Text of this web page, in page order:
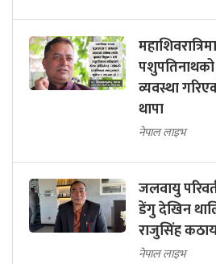
व्यवस्था
थापा
नेपाल लाइभ
जलवायु
डेंगु देखिन
राजुसिंह
नेपाल लाइभ